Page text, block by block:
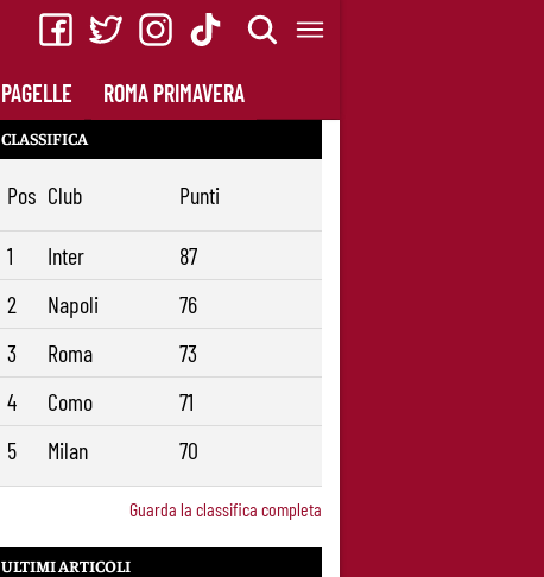
PAGELLE ROMA PRIMAVERA
CLASSIFICA
Pos Club Punti
1 Inter
87
2
Napoli
76
3
Roma
73
4
Como
71
5
Milan 70
Guarda la classifica completa
ULTIMI ARTICOLI